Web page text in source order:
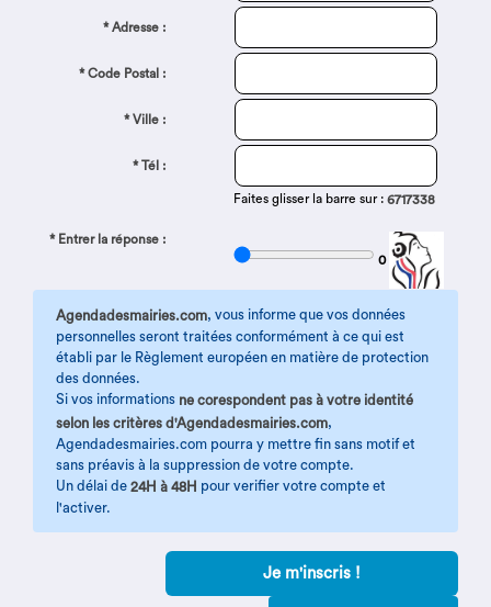
* Adresse :
* Code Postal :
* Ville :
* Tél :
* Entrer la réponse :
Faites glisser la barre sur : 6717338
0
Agendadesmairies.com, vous informe que vos données
personnelles seront traitées conformément à ce qui est
établi par le Règlement européen en matière de protection
des données.
Si vos informations ne corespondent pas à votre identité
selon les critères d'Agendadesmairies.com,
Agendadesmairies.com pourra y mettre fin sans motif et
sans préavis à la suppression de votre compte.
Un délai de 24H à 48H pour verifier votre compte et
l'activer.